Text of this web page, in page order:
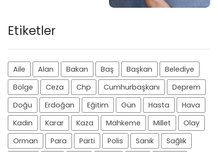
Etiketler
Aile Alan Bakan Baş Başkan
Belediye
Bölge
Ceza Chp Cumhurbaşkanı
Deprem
Doğu
Erdoğan Eğitim Gün Hasta
Hava
Kadın
Karar Kaza Mahkeme Millet
Olay
Orman
Para Parti Polis Sanık
Sağlık